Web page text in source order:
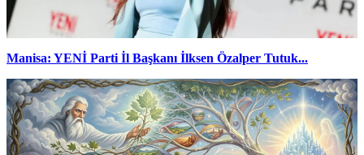
Manisa: YENİ Parti İl Başkanı İlksen Özalper Tutuk...